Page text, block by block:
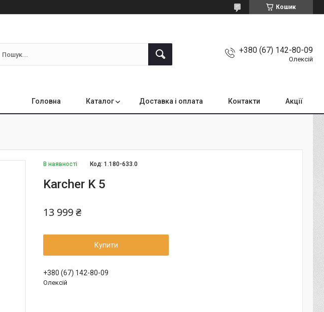
Кошик
+380 (67) 142-80-09
Олексій
Головна Каталог Доставка і оплата Контакти Акції
В наявності Код:1.180-633.0
Karcher K 5
13 999 ₴
Купити
+380 (67) 142-80-09
Олексій